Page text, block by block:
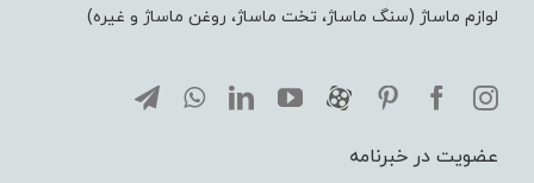
لوازم ماساژ (سنگ ماساژ، تخت ماساژ، روغن ماساژ و غیره)
عضویت در خبرنامه